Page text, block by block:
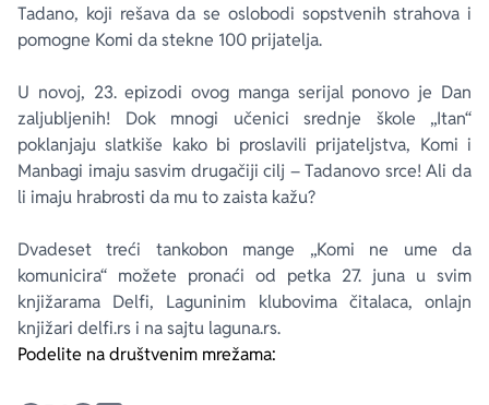
Tadano, koji rešava da se oslobodi sopstvenih strahova i
pomogne Komi da stekne 100 prijatelja.
U novoj, 23. epizodi ovog manga serijal ponovo je Dan
zaljubljenih! Dok mnogi učenici srednje škole „Itan“
poklanjaju slatkiše kako bi proslavili prijateljstva, Komi i
Manbagi imaju sasvim drugačiji cilj – Tadanovo srce! Ali da
li imaju hrabrosti da mu to zaista kažu?
Dvadeset treći tankobon mange „Komi ne ume da
komunicira“ možete pronaći od petka 27. juna u svim
knjižarama Delfi, Laguninim klubovima čitalaca, onlajn
knjižari delfi.rs i na sajtu laguna.rs.
Podelite na društvenim mrežama: